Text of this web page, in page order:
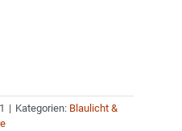
| Kategorien: Blaulicht &